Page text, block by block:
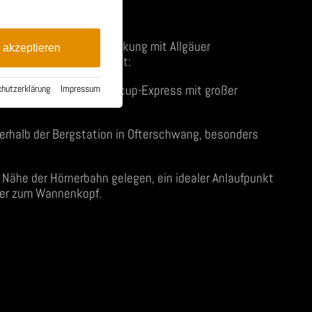
und kulinarische Stärkung mit Allgäuer
Route bestens gesorgt:
Bergstation des Weltcup-Express mit großer
der Bergstation in Ofterschwang, besonders
der Hörnerbahn gelegen, ein idealer Anlaufpunkt
zum Wannenkopf.
Impressum